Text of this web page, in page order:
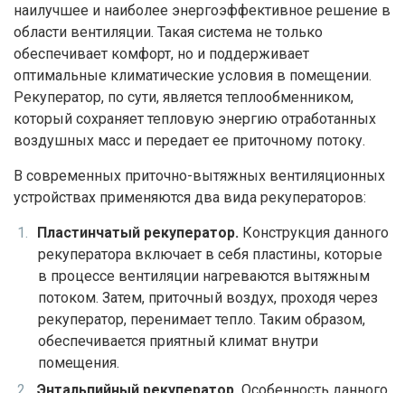
наилучшее и наиболее энергоэффективное решение в
области вентиляции. Такая система не только
обеспечивает комфорт, но и поддерживает
оптимальные климатические условия в помещении.
Рекуператор, по сути, является теплообменником,
который сохраняет тепловую энергию отработанных
воздушных масс и передает ее приточному потоку.
В современных приточно-вытяжных вентиляционных
устройствах применяются два вида рекуператоров:
Пластинчатый рекуператор. Конструкция данного
рекуператора включает в себя пластины, которые
в процессе вентиляции нагреваются вытяжным
потоком. Затем, приточный воздух, проходя через
рекуператор, перенимает тепло. Таким образом,
обеспечивается приятный климат внутри
помещения.